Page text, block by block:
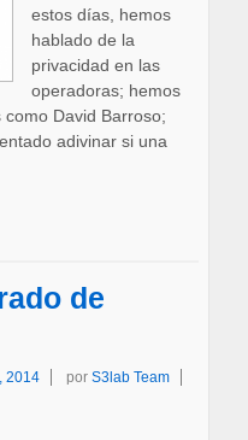
estos días, hemos
hablado de la
privacidad en las
operadoras; hemos
David Barroso;
adivinar si una
de
2014 por S3lab Team